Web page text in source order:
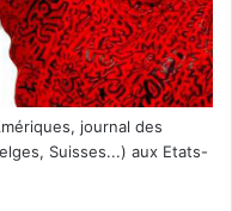
journal des
Suisses...) aux Etats-